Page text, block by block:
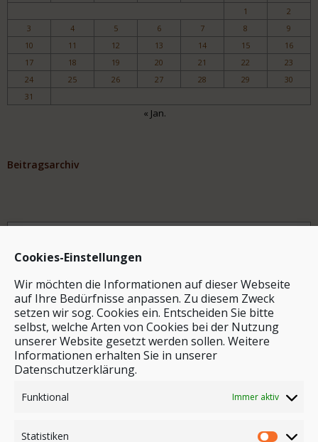
Cookies-Einstellungen
Wir möchten die Informationen auf dieser Webseite
auf Ihre Bedürfnisse anpassen. Zu diesem Zweck
setzen wir sog. Cookies ein. Entscheiden Sie bitte
selbst, welche Arten von Cookies bei der Nutzung
unserer Website gesetzt werden sollen. Weitere
Informationen erhalten Sie in unserer
Datenschutzerklärung.
Funktional Immer aktiv
Statistiken
1
2
3
4 5 6 7 8
9
10
11 12 13 14 15
16
17
18 19 20 21 22
23
24
25 26 27 28 29
30
31
« Jan.
Beitragsarchiv
Archiv
Stichwortsuche